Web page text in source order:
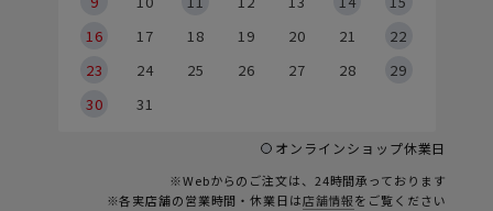
16
17 18 19 20 21
22
23
24 25 26 27 28
29
30
31
オンラインショップ休業日
※Webからのご注文は、24時間承っております
※各実店舗の営業時間・休業日は店舗情報をご覧ください